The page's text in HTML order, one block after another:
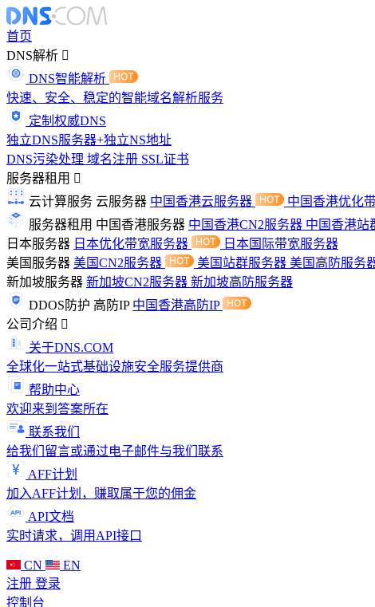
首页
DNS解析
DNS智能解析
快速、安全、稳定的智能域名解析服务
定制权威DNS
独立DNS服务器+独立NS地址
DNS污染处理 域名注册 SSL证书
服务器租用
云计算服务 云服务器 中国香港云服务器 中国香港优化
服务器租用 中国香港服务器 中国香港CN2服务器 中国香港站
日本服务器 日本优化带宽服务器
日本国际带宽服务器
美国服务器 美国CN2服务器 美国站群服务器 美国高防服务
新加坡服务器 新加坡CN2服务器 新加坡高防服务器
DDOS防护 高防IP 中国香港高防IP
公司介绍
关于DNS.COM
全球化一站式基础设施安全服务提供商
帮助中心
欢迎来到答案所在
联系我们
给我们留言或通过电子邮件与我们联系
AFF计划
加入AFF计划，赚取属于您的佣金
API文档
实时请求，调用API接口
CN
EN
注册 登录
控制台